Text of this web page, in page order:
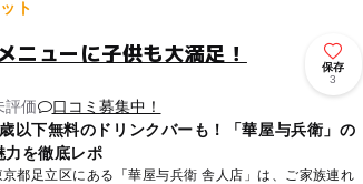
ト
ニューに子供も大満足！
保存
3
評価
口コミ募集中！
以下無料のドリンクバーも！「華屋与兵衛」の
力を徹底レポ
京都足立区にある「華屋与兵衛 舎人店」は、ご家族連れ